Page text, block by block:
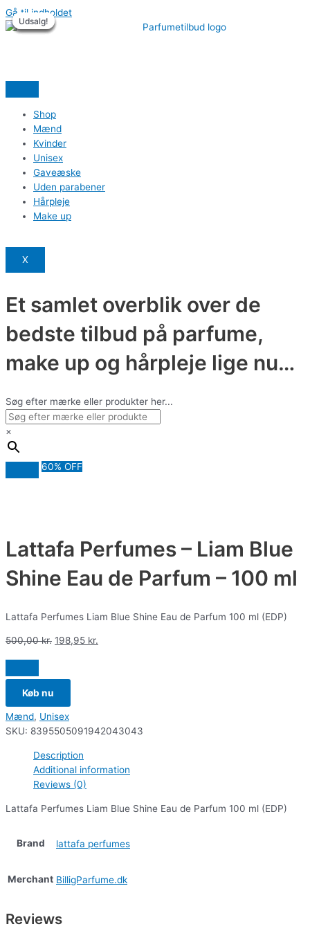
Gå til indholdet
Shop
Mænd
Kvinder
Unisex
Gaveæske
Uden parabener
Hårpleje
Make up
X
Et samlet overblik over de
bedste tilbud på parfume,
make up og hårpleje lige nu…
Søg efter mærke eller produkter her...
×
60% OFF
Lattafa Perfumes – Liam Blue
Shine Eau de Parfum – 100 ml
Lattafa Perfumes Liam Blue Shine Eau de Parfum 100 ml (EDP)
500,00kr. 198,95 kr.
Køb nu
Mænd, Unisex
SKU: 8395505091942043043
Description
Additional information
Reviews (0)
Lattafa Perfumes Liam Blue Shine Eau de Parfum 100 ml (EDP)
Brand lattafa perfumes
Merchant BilligParfume.dk
Reviews
Udsalg!
Udsalg!
Udsalg!
Udsalg!
Udsalg!
Udsalg!